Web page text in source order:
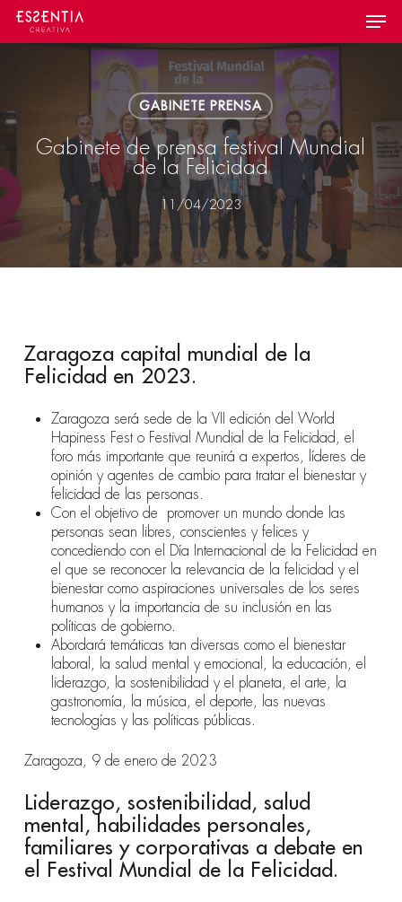
Skip
main
Menu
GABINETE PRENSA
Gabinete de prensa festival Mundial
de la Felicidad
11/04/2023
Zaragoza capital mundial de la
Felicidad en 2023.
Zaragoza será sede de la VII edición del World
Hapiness Fest o Festival Mundial de la Felicidad, el
foro más importante que reunirá a expertos, líderes de
opinión y agentes de cambio para tratar el bienestar y
felicidad de las personas.
Con el objetivo de promover un mundo donde las
personas sean libres, conscientes y felices y
concediendo con el Día Internacional de la Felicidad en
el que se reconocer la relevancia de la felicidad y el
bienestar como aspiraciones universales de los seres
humanos y la importancia de su inclusión en las
políticas de gobierno.
Abordará temáticas tan diversas como el bienestar
laboral, la salud mental y emocional, la educación, el
liderazgo, la sostenibilidad y el planeta, el arte, la
gastronomía, la música, el deporte, las nuevas
tecnologías y las políticas públicas.
Zaragoza, 9 de enero de 2023
Liderazgo, sostenibilidad, salud
mental, habilidades personales,
familiares y corporativas a debate en
el Festival Mundial de la Felicidad.